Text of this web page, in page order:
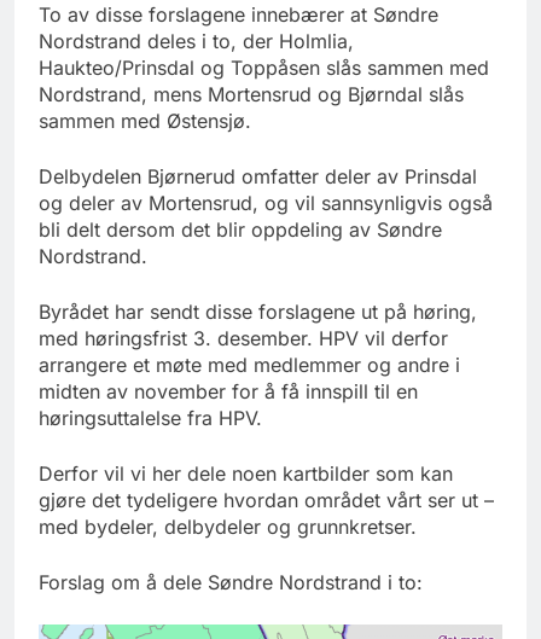
To av disse forslagene innebærer at Søndre
Nordstrand deles i to, der Holmlia,
Haukteo/Prinsdal og Toppåsen slås sammen med
Nordstrand, mens Mortensrud og Bjørndal slås
sammen med Østensjø.
Delbydelen Bjørnerud omfatter deler av Prinsdal
og deler av Mortensrud, og vil sannsynligvis også
bli delt dersom det blir oppdeling av Søndre
Nordstrand.
Byrådet har sendt disse forslagene ut på høring,
med høringsfrist 3. desember. HPV vil derfor
arrangere et møte med medlemmer og andre i
midten av november for å få innspill til en
høringsuttalelse fra HPV.
Derfor vil vi her dele noen kartbilder som kan
gjøre det tydeligere hvordan området vårt ser ut –
med bydeler, delbydeler og grunnkretser.
Forslag om å dele Søndre Nordstrand i to: